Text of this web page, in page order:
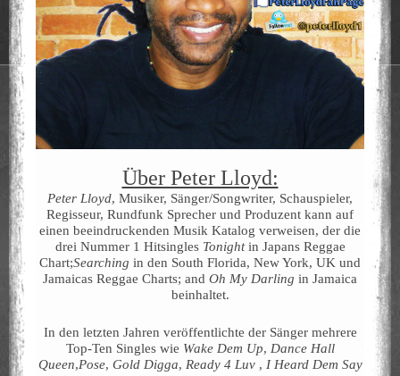
Über Peter Lloyd:
Peter Lloyd, Musiker, Sänger/Songwriter, Schauspieler,
Regisseur, Rundfunk Sprecher und Produzent kann auf
einen beeindruckenden Musik Katalog verweisen, der die
drei Nummer 1 Hitsingles Tonightin Japans Reggae
Chart;Searching in den South Florida, New York, UK und
Jamaicas Reggae Charts; and Oh My Darling in Jamaica
beinhaltet.
In den letzten Jahren veröffentlichte der Sänger mehrere
Top-Ten Singles wie Wake Dem Up, Dance Hall
Queen,Pose, Gold Digga, Ready 4 Luv, I Heard Dem Say